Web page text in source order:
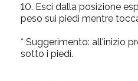
10. Esci dalla posizione
peso sui piedi mentre
* Suggerimento: all'inizio
sotto i piedi.